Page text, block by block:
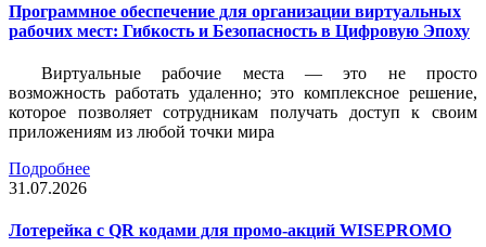
Программное обеспечение для организации виртуальных
рабочих мест: Гибкость и Безопасность в Цифровую Эпоху
Виртуальные рабочие места — это не просто
возможность работать удаленно; это комплексное решение,
которое позволяет сотрудникам получать доступ к своим
приложениям из любой точки мира
Подробнее
31.07.2026
Лотерейка c QR кодами для промо-акций WISEPROMO